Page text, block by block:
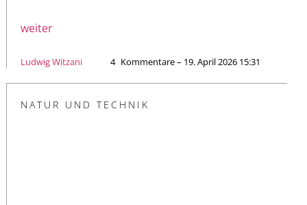
weiter
Ludwig Witzani 4 Kommentare – 19. April 2026 15:31
NATUR UND TECHNIK